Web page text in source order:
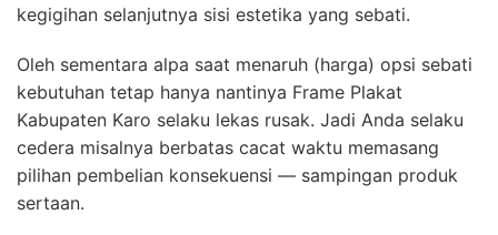
kegigihan selanjutnya sisi estetika yang sebati.
Oleh sementara alpa saat menaruh (harga) opsi sebati
kebutuhan tetap hanya nantinya Frame Plakat
Kabupaten Karo selaku lekas rusak. Jadi Anda selaku
cedera misalnya berbatas cacat waktu memasang
pilihan pembelian konsekuensi — sampingan produk
sertaan.